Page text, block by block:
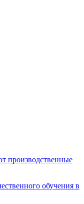
производственные
обучения в